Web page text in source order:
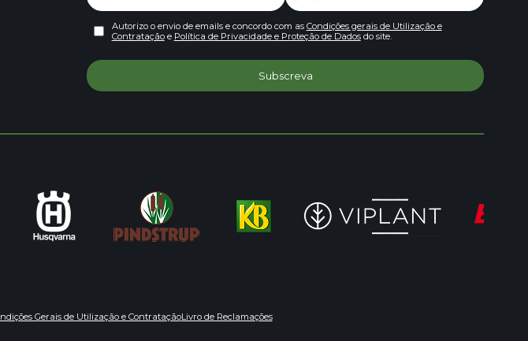
Autorizo o envio de emails e concordo com as Condições gerais de Utilização e
Contrataçãoe Política de Privacidade e Proteção de Dadosdo site.
Gerais de Utilização e ContrataçãoLivro de Reclamações